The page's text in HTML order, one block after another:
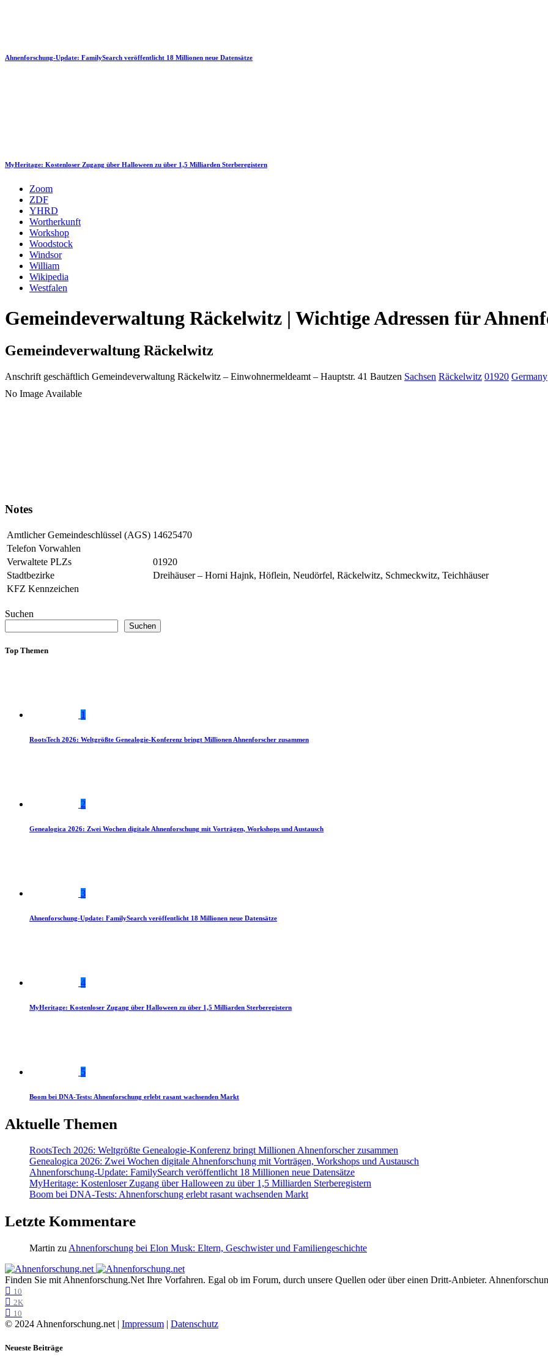
Ahnenforschung-Update: FamilySearch veröffentlicht 18 Millionen neue Datensätze
MyHeritage: Kostenloser Zugang über Halloween zu über 1,5 Milliarden Sterberegistern
Zoom
ZDF
YHRD
Wortherkunft
Workshop
Woodstock
Windsor
William
Wikipedia
Westfalen
Gemeindeverwaltung Räckelwitz | Wichtige Adressen für
Gemeindeverwaltung Räckelwitz
Anschrift geschäftlich Gemeindeverwaltung Räckelwitz – Einwohnermeldeamt – Hauptstr. 41 Bautzen Sachsen Räckelwitz 01920 Germany
No Image Available
Notes
Amtlicher Gemeindeschlüssel (AGS) 14625470
Telefon Vorwahlen
Verwaltete PLZs
01920
Stadtbezirke
Dreihäuser – Horni Hajnk, Höflein, Neudörfel, Räckelwitz, Schmeckwitz, Teichhäuser
KFZ Kennzeichen
Suchen
Suchen
Top Themen
1
RootsTech 2026: Weltgrößte Genealogie-Konferenz bringt Millionen Ahnenforscher zusammen
2
Genealogica 2026: Zwei Wochen digitale Ahnenforschung mit Vorträgen, Workshops und Austausch
3
Ahnenforschung-Update: FamilySearch veröffentlicht 18 Millionen neue Datensätze
4
MyHeritage: Kostenloser Zugang über Halloween zu über 1,5 Milliarden Sterberegistern
5
Boom bei DNA-Tests: Ahnenforschung erlebt rasant wachsenden Markt
Aktuelle Themen
RootsTech 2026: Weltgrößte Genealogie-Konferenz bringt Millionen Ahnenforscher zusammen
Genealogica 2026: Zwei Wochen digitale Ahnenforschung mit Vorträgen, Workshops und Austausch
Ahnenforschung-Update: FamilySearch veröffentlicht 18 Millionen neue Datensätze
MyHeritage: Kostenloser Zugang über Halloween zu über 1,5 Milliarden Sterberegistern
Boom bei DNA-Tests: Ahnenforschung erlebt rasant wachsenden Markt
Letzte Kommentare
Martin zu Ahnenforschung bei Elon Musk: Eltern, Geschwister und Familiengeschichte
Finden Sie mit Ahnenforschung.Net Ihre Vorfahren. Egal ob im Forum, durch unsere Quellen oder über einen Dritt-Anbieter.
10
2K
10
© 2024 Ahnenforschung.net | Impressum | Datenschutz
Neueste Beiträge